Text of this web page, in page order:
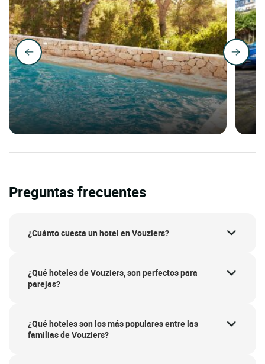
Preguntas frecuentes
¿Cuánto cuesta un hotel en Vouziers?
¿Qué hoteles de Vouziers, son perfectos para
parejas?
¿Qué hoteles son los más populares entre las
familias de Vouziers?